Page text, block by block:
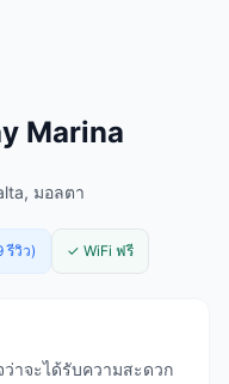
Marina
มอลตา
รีวิว) ✓ WiFi ฟรี
าจะได้รับความสะดวก